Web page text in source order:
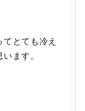
とても冷え
ます。